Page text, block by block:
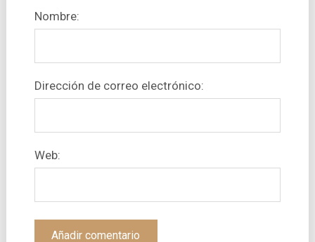
Nombre:
Dirección de correo electrónico:
Web: